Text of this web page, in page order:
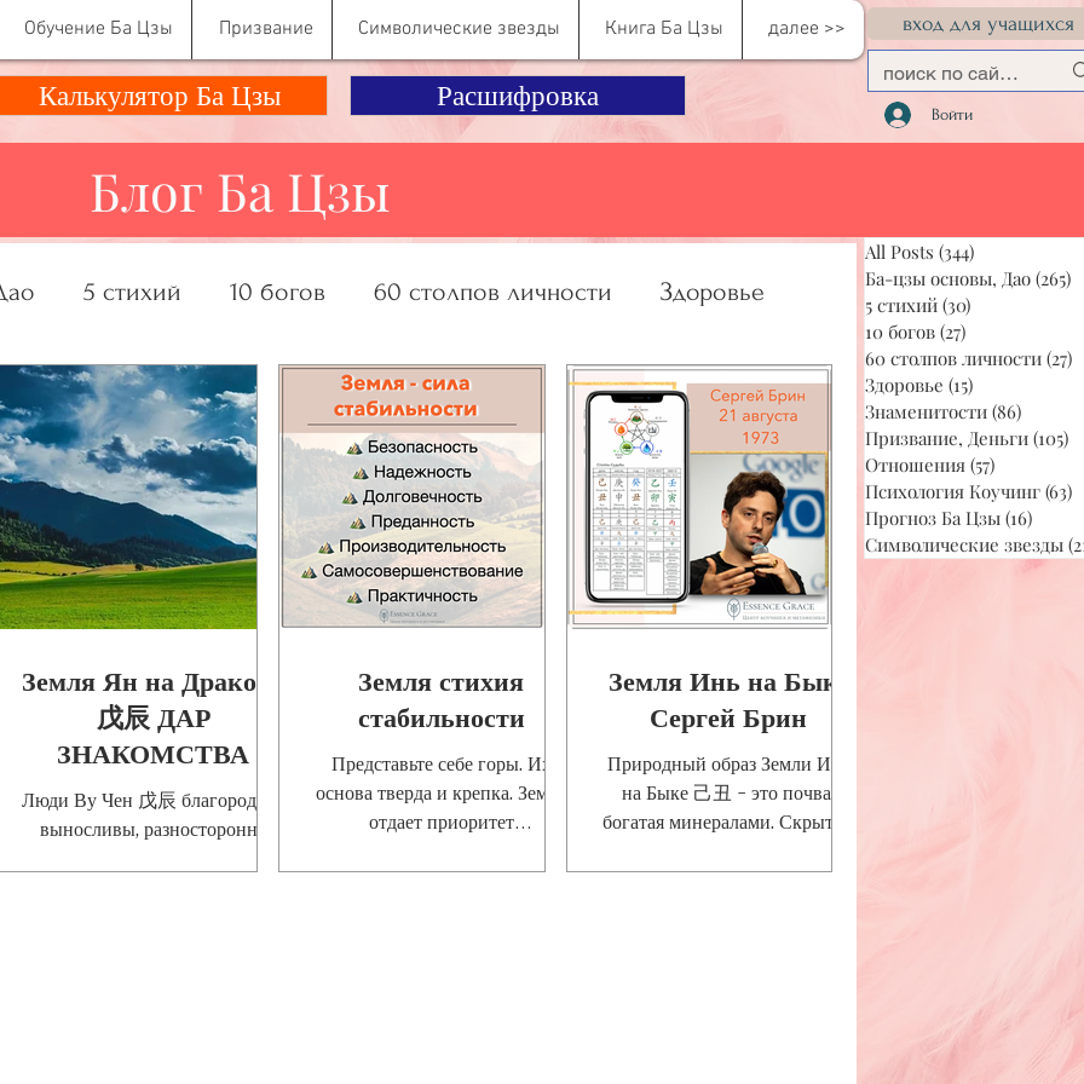
Обучение Ба Цзы Призвание Символические звезды Книга Ба Цзы далее >>
Калькулятор Ба Цзы Расшифровка
вход для учащихся
Войти
Блог Ба Цзы
5 стихий 10 богов 60 столпов личности Здоровье
Деньги Отношения Психология Коучинг Прогноз Ба Цзы
Земля Ян на Драконе
戊辰 ДАР
ЗНАКОМСТВА
Люди Ву Чен 戊辰 благородны,
выносливы, разносторонне
Земля стихия
стабильности
Представьте себе горы. Их
основа тверда и крепка. Земля
отдает приоритет
медленная и устойчивая
Земля Инь на Быке
Сергей Брин
Природный образ Земли Инь
на Быке 己丑 - это почва,
богатая минералами. Скрытые
самовыражение, которые
All Posts (344)
Ба-цзы основы, Дао (265)
5 стихий (30)
10 богов (27)
60 столпов личности (27)
Здоровье (15)
Знаменитости (86)
Призвание, Деньги (105)
Отношения (57)
Психология Коучинг (63)
Прогноз Ба Цзы (16)
Символические звезды